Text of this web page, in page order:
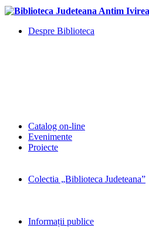
Despre Biblioteca
Catalog on-line
Evenimente
Proiecte
Colectia „Biblioteca Judeteana”
Informații publice